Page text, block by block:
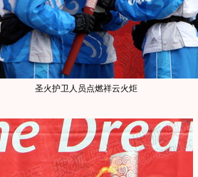
圣火护卫人员点燃祥云火炬